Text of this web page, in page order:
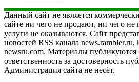
Данный сайт не является
сайте ни чего не продают, ни чего
услуги не оказываются. Сайт
новостей RSS канала news.rambler.ru,
newsru.com. Материалы публикуются
ответственность за достоверность
Администрация сайта не несёт.